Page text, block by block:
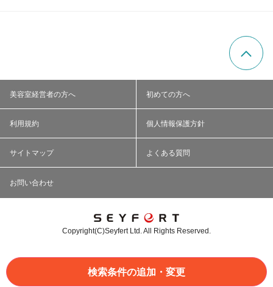
検索条件の追加・変更
美容室経営者の方へ 初めての方へ
利用規約 個人情報保護方針
サイトマップ よくある質問
お問い合わせ
Copyright(C)Seyfert Ltd. All Rights Reserved.